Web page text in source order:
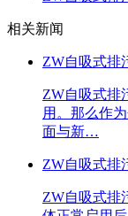
相关新闻
ZW自吸式排
ZW自吸式排
用。那么作
面与新…
ZW自吸式排
ZW自吸式排